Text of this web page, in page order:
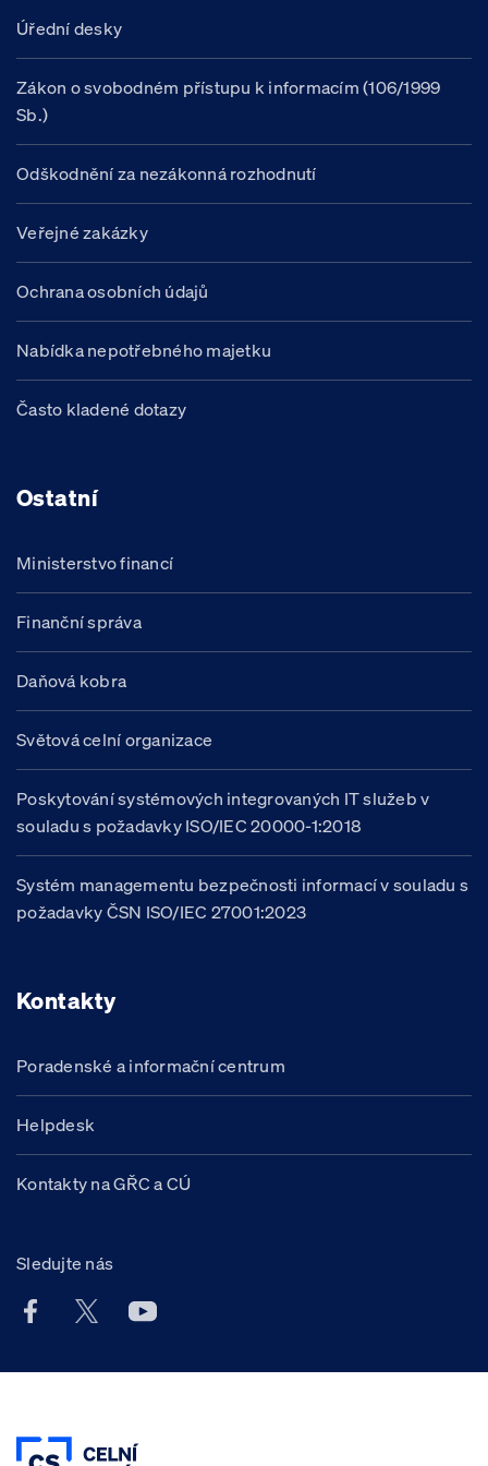
Úřední desky
Zákon o svobodném přístupu k informacím (106/1999
Sb.)
Odškodnění za nezákonná rozhodnutí
Veřejné zakázky
Ochrana osobních údajů
Nabídka nepotřebného majetku
Často kladené dotazy
Ostatní
Ministerstvo financí
Finanční správa
Daňová kobra
Světová celní organizace
Poskytování systémových integrovaných IT služeb v
souladu s požadavky ISO/IEC 20000-1:2018
Systém managementu bezpečnosti informací v souladu s
požadavky ČSN ISO/IEC 27001:2023
Kontakty
Poradenské a informační centrum
Helpdesk
Kontakty na GŘC a CÚ
Sledujte nás
Facebook účet Celní správy ČR
X účet Celní správy ČR
Youtube účet Celní správy ČR